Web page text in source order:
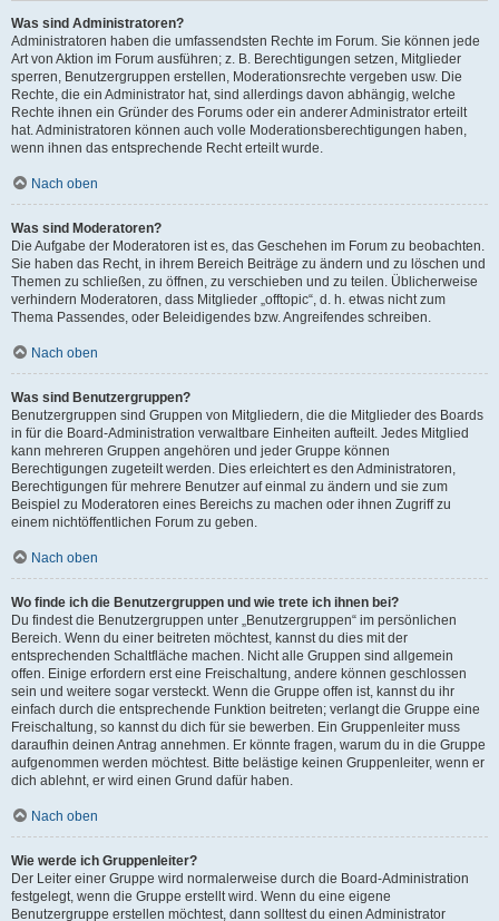
Was sind Administratoren?
Administratoren haben die umfassendsten Rechte im Forum. Sie können jede
Art von Aktion im Forum ausführen; z. B. Berechtigungen setzen, Mitglieder
sperren, Benutzergruppen erstellen, Moderationsrechte vergeben usw. Die
Rechte, die ein Administrator hat, sind allerdings davon abhängig, welche
Rechte ihnen ein Gründer des Forums oder ein anderer Administrator erteilt
hat. Administratoren können auch volle Moderationsberechtigungen haben,
wenn ihnen das entsprechende Recht erteilt wurde.
Nach oben
Was sind Moderatoren?
Die Aufgabe der Moderatoren ist es, das Geschehen im Forum zu beobachten.
Sie haben das Recht, in ihrem Bereich Beiträge zu ändern und zu löschen und
Themen zu schließen, zu öffnen, zu verschieben und zu teilen. Üblicherweise
verhindern Moderatoren, dass Mitglieder „offtopic“, d. h. etwas nicht zum
Thema Passendes, oder Beleidigendes bzw. Angreifendes schreiben.
Nach oben
Was sind Benutzergruppen?
Benutzergruppen sind Gruppen von Mitgliedern, die die Mitglieder des Boards
in für die Board-Administration verwaltbare Einheiten aufteilt. Jedes Mitglied
kann mehreren Gruppen angehören und jeder Gruppe können
Berechtigungen zugeteilt werden. Dies erleichtert es den Administratoren,
Berechtigungen für mehrere Benutzer auf einmal zu ändern und sie zum
Beispiel zu Moderatoren eines Bereichs zu machen oder ihnen Zugriff zu
einem nichtöffentlichen Forum zu geben.
Nach oben
Wo finde ich die Benutzergruppen und wie trete ich ihnen bei?
Du findest die Benutzergruppen unter „Benutzergruppen“ im persönlichen
Bereich. Wenn du einer beitreten möchtest, kannst du dies mit der
entsprechenden Schaltfläche machen. Nicht alle Gruppen sind allgemein
offen. Einige erfordern erst eine Freischaltung, andere können geschlossen
sein und weitere sogar versteckt. Wenn die Gruppe offen ist, kannst du ihr
einfach durch die entsprechende Funktion beitreten; verlangt die Gruppe eine
Freischaltung, so kannst du dich für sie bewerben. Ein Gruppenleiter muss
daraufhin deinen Antrag annehmen. Er könnte fragen, warum du in die Gruppe
aufgenommen werden möchtest. Bitte belästige keinen Gruppenleiter, wenn er
dich ablehnt, er wird einen Grund dafür haben.
Nach oben
Wie werde ich Gruppenleiter?
Der Leiter einer Gruppe wird normalerweise durch die Board-Administration
festgelegt, wenn die Gruppe erstellt wird. Wenn du eine eigene
Benutzergruppe erstellen möchtest, dann solltest du einen Administrator